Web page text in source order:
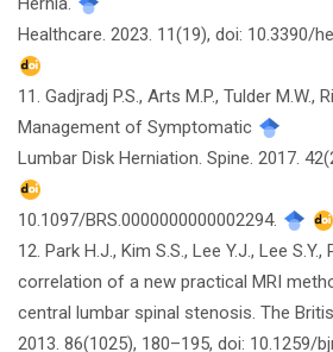
Healthcare. 2023. 11(19), doi: 10.3390/
11. Gadjradj P.S., Arts M.P., Tulder M.W.,
Management of Symptomatic
Lumbar Disk Herniation. Spine. 2017.
10.1097/BRS.0000000000002294.
12. Park H.J., Kim S.S., Lee Y.J., Lee
correlation of a new practical MRI
central lumbar spinal stenosis. The
2013. 86(1025), 180–195, doi: 10.1259/